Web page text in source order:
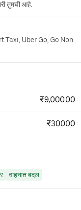
तुमची आहे.
Taxi, Uber Go, Go Non
₹9,000.00
₹30000
वाहनात बदल